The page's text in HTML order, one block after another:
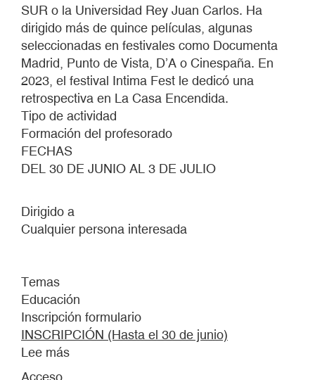
SUR o la Universidad Rey Juan Carlos. Ha
dirigido más de quince películas, algunas
seleccionadas en festivales como Documenta
Madrid, Punto de Vista, D’A o Cinespaña. En
2023, el festival Intima Fest le dedicó una
retrospectiva en La Casa Encendida.
Tipo de actividad
Formación del profesorado
FECHAS
DEL 30 DE JUNIO AL 3 DE JULIO
Dirigido a
Cualquier persona interesada
Temas
Educación
Inscripción formulario
INSCRIPCIÓN (Hasta el 30 de junio)
Lee más
Acceso